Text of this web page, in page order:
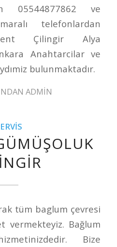
05544877862 ve
telefonlardan
Çilingir Alya
Anahtarcilar ve
bulunmaktadır.
ADMIN
tüm baglum çevresi
vermekteyiz. Bağlum
Bize